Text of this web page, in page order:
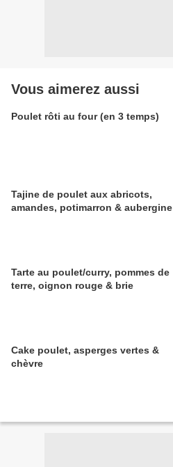
Vous aimerez aussi
Poulet rôti au four (en 3 temps)
Tajine de poulet aux abricots,
amandes, potimarron & aubergine
Tarte au poulet/curry, pommes de
terre, oignon rouge & brie
Cake poulet, asperges vertes &
chèvre